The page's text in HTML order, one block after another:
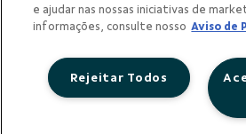
Privacidade
e ajudar nas nossas iniciativas de
informações, consulte nosso Aviso de
Rejeitar Todos